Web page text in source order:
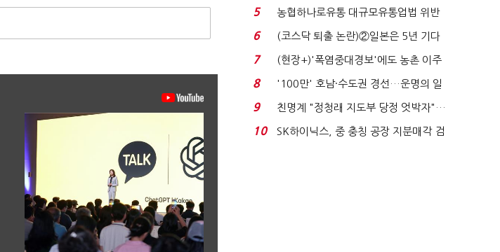
침체에 재무 ...
5
농협하나로유통 대규모유통업법 위반
적발…공정위, 과...
6
(코스닥 퇴출 논란)②일본은 5년 기다
려주는데 우리는 ...
7
(현장+)'폭염중대경보'에도 농촌 이주
노동자는 강행군…'야...
8
'100만' 호남·수도권 경선…운명의 일
주일
9
친명계 "정청래 지도부 당정 엇박자"…
친청계 "신천지 오...
10
SK하이닉스, 중 충칭 공장 지분매각 검